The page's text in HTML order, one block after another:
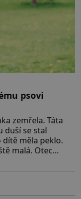
psovi
zemřela. Táta
duší se stal
dítě měla peklo.
malá. Otec